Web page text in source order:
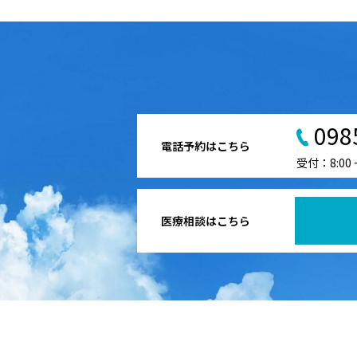
医療相談はこちら
電話予約はこちら
受付：8:00